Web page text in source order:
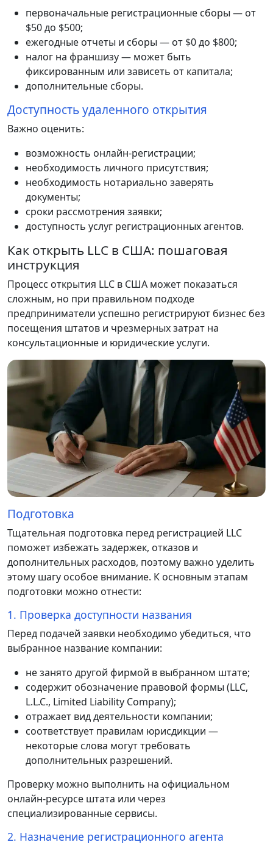
первоначальные регистрационные сборы — от
$50 до $500;
ежегодные отчеты и сборы — от $0 до $800;
налог на франшизу — может быть
фиксированным или зависеть от капитала;
дополнительные сборы.
Доступность удаленного открытия
Важно оценить:
возможность онлайн-регистрации;
необходимость личного присутствия;
необходимость нотариально заверять
документы;
сроки рассмотрения заявки;
доступность услуг регистрационных агентов.
Как открыть LLC в США: пошаговая
инструкция
Процесс открытия LLC в США может показаться
сложным, но при правильном подходе
предприниматели успешно регистрируют бизнес без
посещения штатов и чрезмерных затрат на
консультационные и юридические услуги.
Подготовка
Тщательная подготовка перед регистрацией LLC
поможет избежать задержек, отказов и
дополнительных расходов, поэтому важно уделить
этому шагу особое внимание. К основным этапам
подготовки можно отнести:
1. Проверка доступности названия
Перед подачей заявки необходимо убедиться, что
выбранное название компании:
не занято другой фирмой в выбранном штате;
содержит обозначение правовой формы (LLC,
L.L.C., Limited Liability Company);
отражает вид деятельности компании;
соответствует правилам юрисдикции —
некоторые слова могут требовать
дополнительных разрешений.
Проверку можно выполнить на официальном
онлайн-ресурсе штата или через
специализированные сервисы.
2. Назначение регистрационного агента